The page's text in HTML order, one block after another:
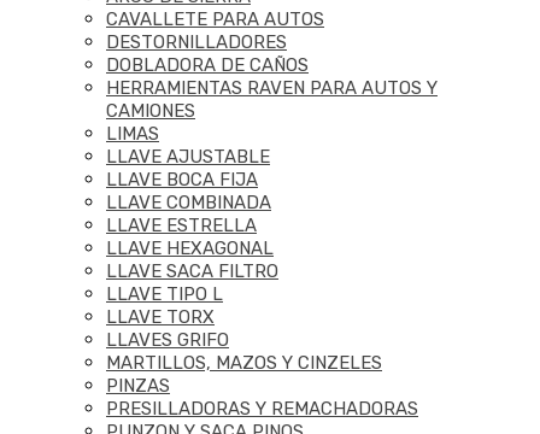
CAVALLETE PARA AUTOS
DESTORNILLADORES
DOBLADORA DE CAÑOS
HERRAMIENTAS RAVEN PARA AUTOS Y
CAMIONES
LIMAS
LLAVE AJUSTABLE
LLAVE BOCA FIJA
LLAVE COMBINADA
LLAVE ESTRELLA
LLAVE HEXAGONAL
LLAVE SACA FILTRO
LLAVE TIPO L
LLAVE TORX
LLAVES GRIFO
MARTILLOS, MAZOS Y CINZELES
PINZAS
PRESILLADORAS Y REMACHADORAS